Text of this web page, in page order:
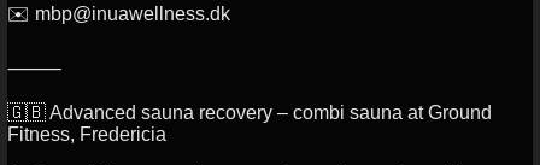
✉️ mbp@inuawellness.dk
⸻
🇬🇧 Advanced sauna recovery – combi sauna at Ground
Fitness, Fredericia